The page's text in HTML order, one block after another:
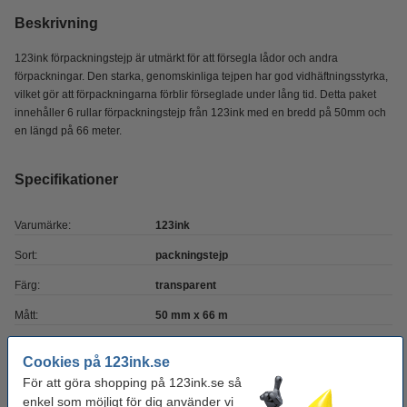
Cookies på 123ink.se
För att göra shopping på 123ink.se så
enkel som möjligt för dig använder vi
Beskrivning
123ink förpackningstejp är utmärkt för att försegla lådor och andra
förpackningar. Den starka, genomskinliga tejpen har god vidhäftningsstyrka,
vilket gör att förpackningarna förblir förseglade under lång tid. Detta paket
innehåller 6 rullar förpackningstejp från 123ink med en bredd på 50mm och
en längd på 66 meter.
Specifikationer
Varumärke: 123ink
Sort: packningstejp
Färg: transparent
Mått: 50 mm x 66 m
Användning: paketering